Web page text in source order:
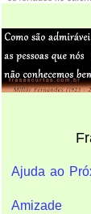
Ajuda ao
Amizade